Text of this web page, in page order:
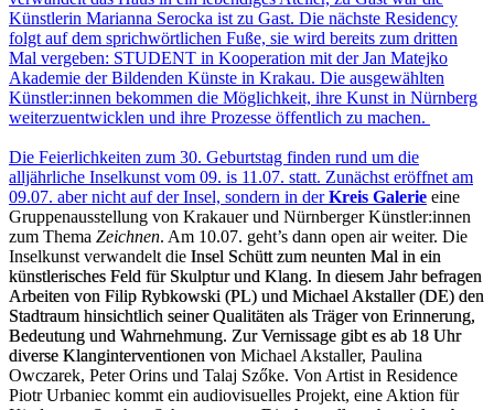
Künstlerin Marianna Serocka ist zu Gast. Die nächste Residency
folgt auf dem sprichwörtlichen Fuße, sie wird bereits zum dritten
Mal vergeben: STUDENT in Kooperation mit der Jan Matejko
Akademie der Bildenden Künste in Krakau. Die ausgewählten
Künstler:innen bekommen die Möglichkeit, ihre Kunst in Nürnberg
weiterzuentwicklen und ihre Prozesse öffentlich zu machen.
Die Feierlichkeiten zum 30. Geburtstag finden rund um die
alljährliche Inselkunst vom 09. is 11.07. statt. Zunächst eröffnet am
09.07. aber nicht auf der Insel, sondern in derKreis Galerie eine
Gruppenausstellung von Krakauer und Nürnberger Künstler:innen
zum Thema Zeichnen. Am 10.07. geht’s dann open air weiter. Die
Inselkunst verwandelt die Insel Schütt zum neunten Mal in ein
künstlerisches Feld für Skulptur und Klang. In diesem Jahr befragen
Arbeiten von Filip Rybkowski (PL) und Michael Akstaller (DE) den
Stadtraum hinsichtlich seiner Qualitäten als Träger von Erinnerung,
Bedeutung und Wahrnehmung. Zur Vernissage gibt es ab 18 Uhr
diverse Klanginterventionen von Michael Akstaller, Paulina
Owczarek, Peter Orins und Talaj Szőke. Von Artist in Residence
Piotr Urbaniec kommt ein audiovisuelles Projekt, eine Aktion für